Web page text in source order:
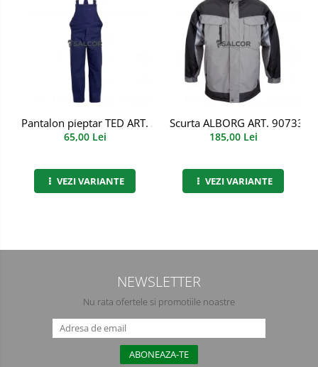
Pantalon pieptar TED ART. 3B72
65,00 Lei
VEZI VARIANTE
Scurta ALBORG ART. 90733
185,00 Lei
VEZI VARIANTE
NEWSLETTER
Nu rata ofertele si promotiile noastre